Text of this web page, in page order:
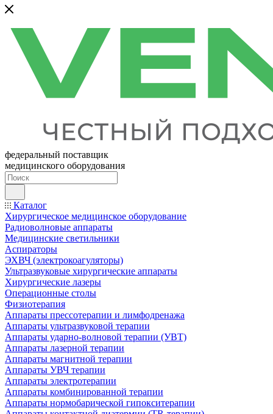
федеральный поставщик
медицинского оборудования
Каталог
Хирургическое медицинское оборудование
Радиоволновые аппараты
Медицинские светильники
Аспираторы
ЭХВЧ (электрокоагуляторы)
Ультразвуковые хирургические аппараты
Хирургические лазеры
Операционные столы
Физиотерапия
Аппараты прессотерапии и лимфодренажа
Аппараты ультразвуковой терапии
Аппараты ударно-волновой терапии (УВТ)
Аппараты лазерной терапии
Аппараты магнитной терапии
Аппараты УВЧ терапии
Аппараты электротерапии
Аппараты комбинированной терапии
Аппараты нормобарической гипокситерапии